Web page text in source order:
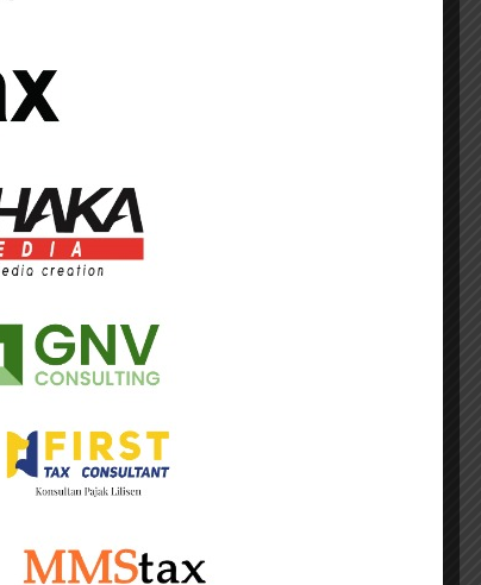
global dan potensi moderasi
(KEM-PPKF) 2027 yang mulai
capaian positif pada 2026 meski
komoditas, hingga ketidakpastian
tatanan dunia yang kemungkinan
dikutip Jumat (29/5).